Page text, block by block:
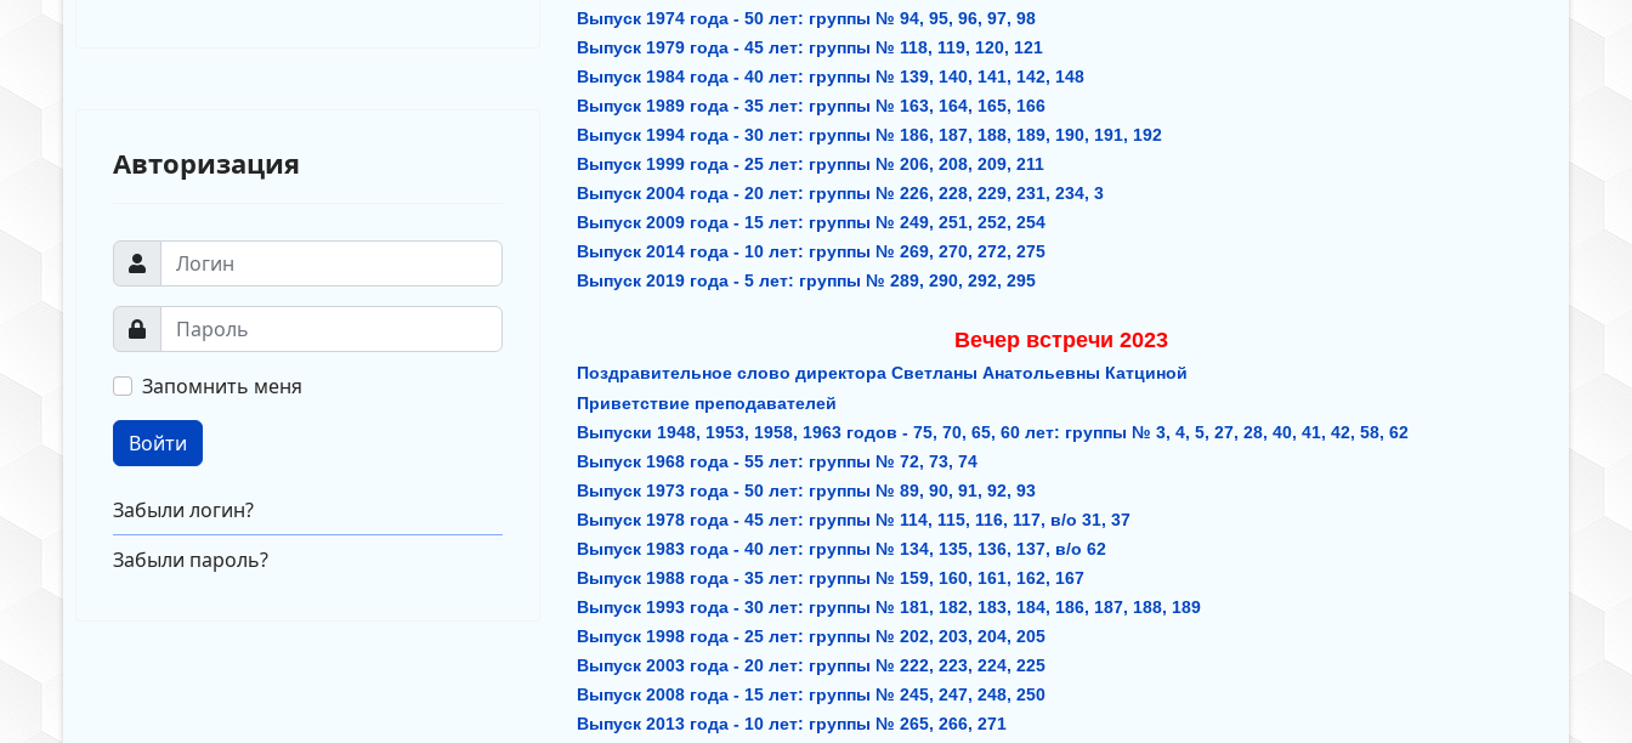
Авторизация
Запомнить меня
Войти
Забыли логин?
Забыли пароль?
Выпуск 1974 года - 50 лет: группы № 94, 95, 96, 97, 98
Выпуск 1979 года - 45 лет: группы № 118, 119, 120, 121
Выпуск 1984 года - 40 лет: группы № 139, 140, 141, 142, 148
Выпуск 1989 года - 35 лет: группы № 163, 164, 165, 166
Выпуск 1994 года - 30 лет: группы № 186, 187, 188, 189, 190, 191, 192
Выпуск 1999 года - 25 лет: группы № 206, 208, 209, 211
Выпуск 2004 года - 20 лет: группы № 226, 228, 229, 231, 234, 3
Выпуск 2009 года - 15 лет: группы № 249, 251, 252, 254
Выпуск 2014 года - 10 лет: группы № 269, 270, 272, 275
Выпуск 2019 года - 5 лет: группы № 289, 290, 292, 295
Вечер встречи 2023
Поздравительное слово директора Светланы Анатольевны Катциной
Приветствие преподавателей
Выпуски 1948, 1953, 1958, 1963 годов - 75, 70, 65, 60 лет: группы № 3, 4, 5, 27, 28, 40, 41, 42, 58, 62
Выпуск 1968 года - 55 лет: группы № 72, 73, 74
Выпуск 1973 года - 50 лет: группы № 89, 90, 91, 92, 93
Выпуск 1978 года - 45 лет: группы № 114, 115, 116, 117, в/о 31, 37
Выпуск 1983 года - 40 лет: группы № 134, 135, 136, 137, в/о 62
Выпуск 1988 года - 35 лет: группы № 159, 160, 161, 162, 167
Выпуск 1993 года - 30 лет: группы № 181, 182, 183, 184, 186, 187, 188, 189
Выпуск 1998 года - 25 лет: группы № 202, 203, 204, 205
Выпуск 2003 года - 20 лет: группы № 222, 223, 224, 225
Выпуск 2008 года - 15 лет: группы № 245, 247, 248, 250
Выпуск 2013 года - 10 лет: группы № 265, 266, 271